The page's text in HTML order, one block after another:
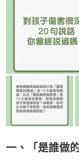
一、「是誰做的